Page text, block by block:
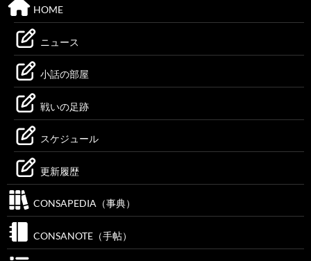
HOME
ニュース
小話の部屋
戦いの足跡
スケジュール
更新履歴
CONSAPEDIA（事典）
CONSANOTE（手帖）